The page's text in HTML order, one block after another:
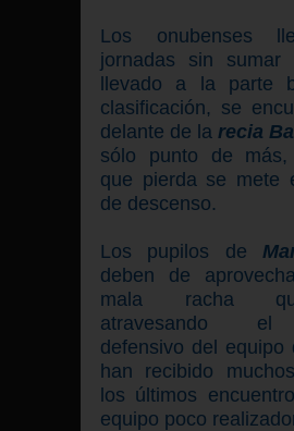
Los onubenses
jornadas sin
llevado a la parte
clasificación, se
delante de la recia
sólo punto de
que pierda se mete
de descenso.
Los pupilos de
deben de
mala racha
atravesando el
defensivo del equipo
han recibido
los últimos
equipo poco